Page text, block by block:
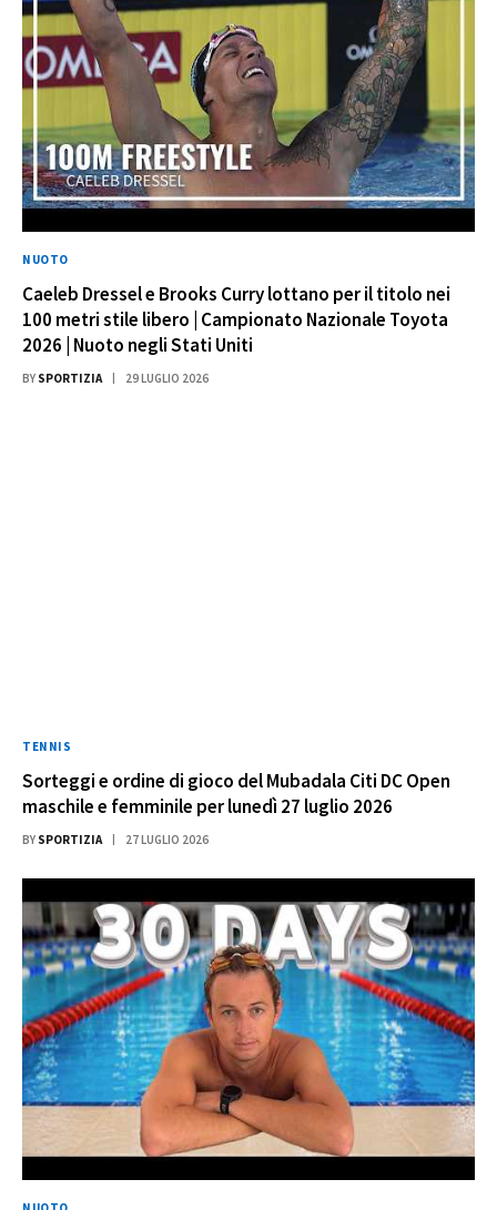
NUOTO
Caeleb Dressel e Brooks Curry lottano per il titolo nei
100 metri stile libero | Campionato Nazionale Toyota
2026 | Nuoto negli Stati Uniti
BY SPORTIZIA 29 LUGLIO 2026
TENNIS
Sorteggi e ordine di gioco del Mubadala Citi DC Open
maschile e femminile per lunedì 27 luglio 2026
BY SPORTIZIA 27 LUGLIO 2026